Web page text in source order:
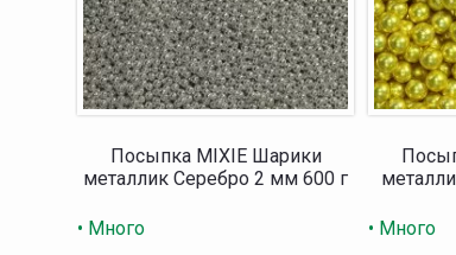
Посыпка MIXIE Шарики
металлик Серебро 2 мм 600 г
• Много
• Много